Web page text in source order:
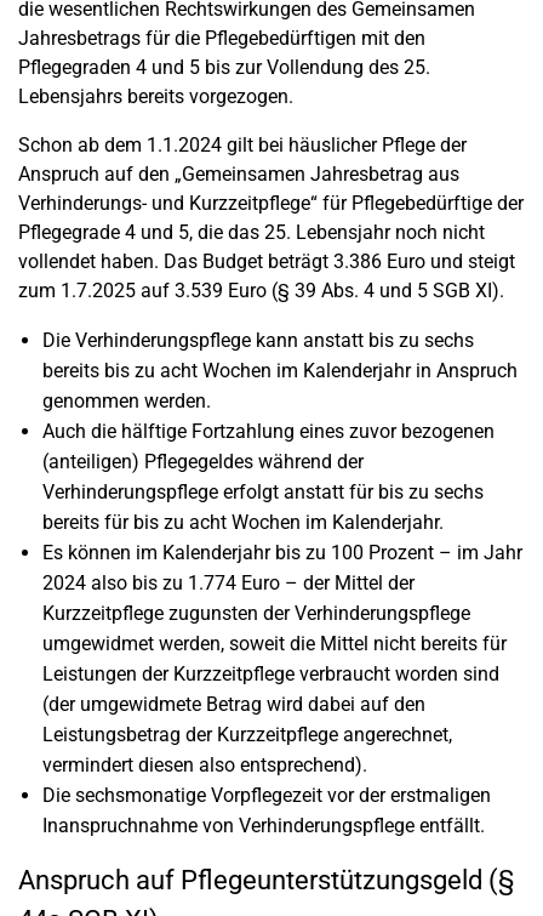
die wesentlichen Rechtswirkungen des Gemeinsamen
Jahresbetrags für die Pflegebedürftigen mit den
Pflegegraden 4 und 5 bis zur Vollendung des 25.
Lebensjahrs bereits vorgezogen.
Schon ab dem 1.1.2024 gilt bei häuslicher Pflege der
Anspruch auf den „Gemeinsamen Jahresbetrag aus
Verhinderungs- und Kurzzeitpflege“ für Pflegebedürftige der
Pflegegrade 4 und 5, die das 25. Lebensjahr noch nicht
vollendet haben. Das Budget beträgt 3.386 Euro und steigt
zum 1.7.2025 auf 3.539 Euro (§ 39 Abs. 4 und 5 SGB XI).
Die Verhinderungspflege kann anstatt bis zu sechs
bereits bis zu acht Wochen im Kalenderjahr in Anspruch
genommen werden.
Auch die hälftige Fortzahlung eines zuvor bezogenen
(anteiligen) Pflegegeldes während der
Verhinderungspflege erfolgt anstatt für bis zu sechs
bereits für bis zu acht Wochen im Kalenderjahr.
Es können im Kalenderjahr bis zu 100 Prozent – im Jahr
2024 also bis zu 1.774 Euro – der Mittel der
Kurzzeitpflege zugunsten der Verhinderungspflege
umgewidmet werden, soweit die Mittel nicht bereits für
Leistungen der Kurzzeitpflege verbraucht worden sind
(der umgewidmete Betrag wird dabei auf den
Leistungsbetrag der Kurzzeitpflege angerechnet,
vermindert diesen also entsprechend).
Die sechsmonatige Vorpflegezeit vor der erstmaligen
Inanspruchnahme von Verhinderungspflege entfällt.
Anspruch auf Pflegeunterstützungsgeld (§